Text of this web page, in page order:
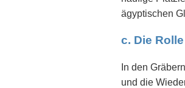
ägyptischen
c. Die
In den
und die